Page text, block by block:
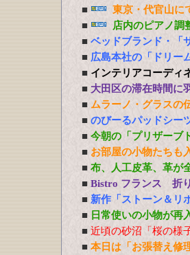
■
東京・代官山に
■
店内のピアノ調
■ ベッドブランド・「
■ 広島本社の「ドリー
■ インテリアコーディ
■ 大田区の滞在時間に
■ ムラーノ・グラスの
■ のびーるパッドシー
■ 今朝の「プリザーブ
■ お部屋の小物たちも
■ 布、人工皮革、革が
■ Bistro フランス 折
■ 新作「ストーン＆リ
■ 日常使いの小物が再
■ 近頃の砂沼「桜の様
■ 本日は「お張替え修